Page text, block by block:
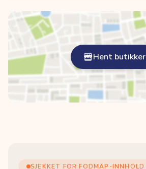
Hent butikker
SJEKKET FOR FODMAP-INNHOLD